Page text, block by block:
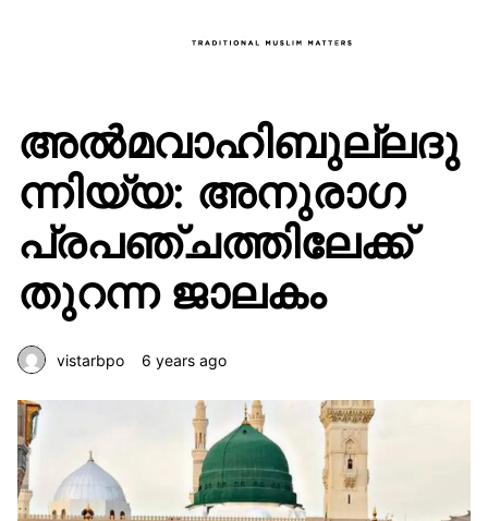
അൽമവാഹിബുല്ലദു
ന്നിയ്യ: അനുരാഗ
പ്രപഞ്ചത്തിലേക്ക്
തുറന്ന ജാലകം
vistarbpo 6 years ago